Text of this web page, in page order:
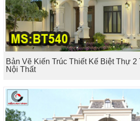
Bản Vẽ Kiến Trúc Thiết Kế Biệt Thự 2
Nội Thất